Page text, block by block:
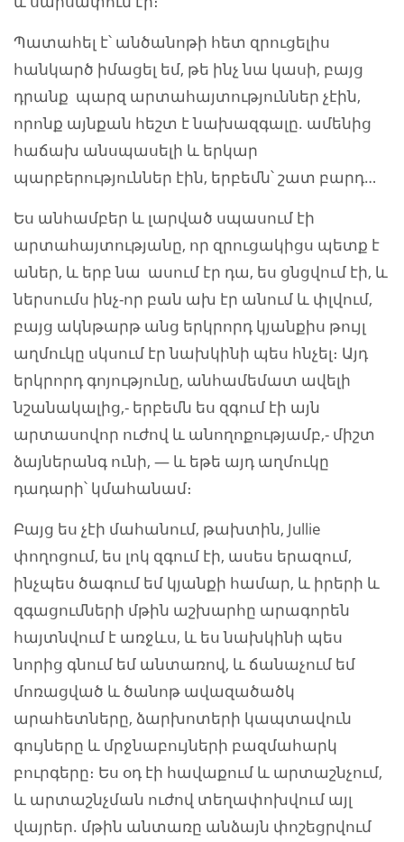
Պատահել է՝ անծանոթի հետ զրուցելիս
հանկարծ իմացել եմ, թե ինչ նա կասի, բայց
դրանք պարզ արտահայտություններ չէին,
որոնք այնքան հեշտ է նախազգալը. ամենից
հաճախ անսպասելի և երկար
պարբերություններ էին, երբեմն՝ շատ բարդ…
Ես անհամբեր և լարված սպասում էի
արտահայտությանը, որ զրուցակիցս պետք է
աներ, և երբ նա ասում էր դա, ես ցնցվում էի, և
ներսումս ինչ-որ բան ախ էր անում և փլվում,
բայց ակնթարթ անց երկրորդ կյանքիս թույլ
աղմուկը սկսում էր նախկինի պես հնչել։ Այդ
երկրորդ գոյությունը, անհամեմատ ավելի
նշանակալից,- երբեմն ես զգում էի այն
արտասովոր ուժով և անողոքությամբ,- միշտ
ձայներանգ ունի, — և եթե այդ աղմուկը
դադարի՝ կմահանամ։
Բայց ես չէի մահանում, թախտին, Jullie
փողոցում, ես լոկ զգում էի, ասես երազում,
ինչպես ծագում եմ կյանքի համար, և իրերի և
զգացումների մթին աշխարհը արագորեն
հայտնվում է առջևս, և ես նախկինի պես
նորից գնում եմ անտառով, և ճանաչում եմ
մոռացված և ծանոթ ավազածածկ
արահետները, ձարխոտերի կապտավուն
գույները և մրջնաբույների բազմահարկ
բուրգերը։ Ես օդ էի հավաքում և արտաշնչում,
և արտաշնչման ուժով տեղափոխվում այլ
վայրեր. մթին անտառը անձայն փոշեցրվում